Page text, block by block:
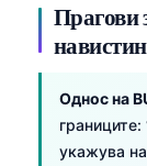
Прагови
Однос на
границите:
укажува
Татар
Frysk